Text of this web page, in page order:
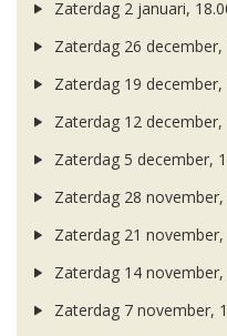
Zaterdag 2 januari,
Zaterdag 26 december,
Zaterdag 19 december,
Zaterdag 12 december,
Zaterdag 5 december,
Zaterdag 28 november,
Zaterdag 21 november,
Zaterdag 14 november,
Zaterdag 7 november,